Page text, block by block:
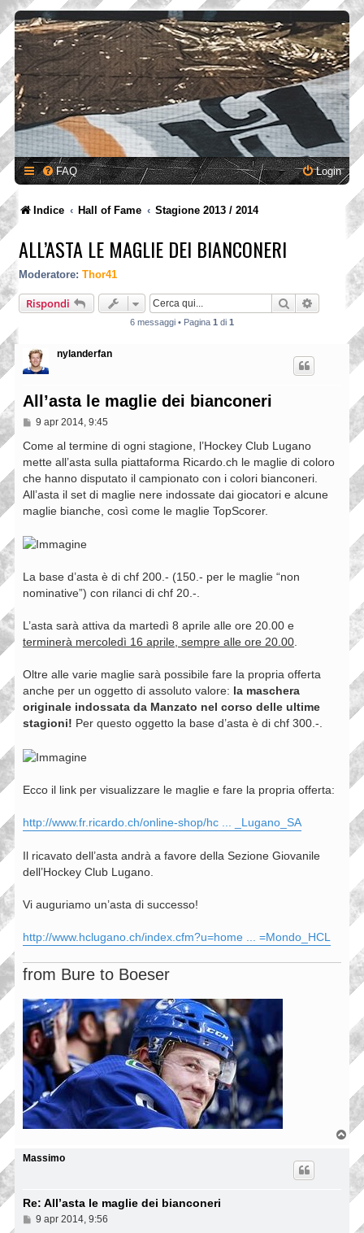
FAQ Login
Indice Hall of Fame Stagione 2013 / 2014
ALL’ASTA LE MAGLIE DEI BIANCONERI
Moderatore: Thor41
Rispondi Cerca Ricerca
6 messaggi • Pagina 1 di 1
nylanderfan
All’asta le maglie dei bianconeri
M
s
a
g
g
i
o
9 apr 2014, 9:45
Come al termine di ogni stagione, l’Hockey Club Lugano
mette all’asta sulla piattaforma Ricardo.ch le maglie di coloro
che hanno disputato il campionato con i colori bianconeri.
All’asta il set di maglie nere indossate dai giocatori e alcune
maglie bianche, così come le maglie TopScorer.
La base d’asta è di chf 200.- (150.- per le maglie “non
nominative”) con rilanci di chf 20.-.
L’asta sarà attiva da martedì 8 aprile alle ore 20.00 e
terminerà mercoledì 16 aprile, sempre alle ore 20.00.
Oltre alle varie maglie sarà possibile fare la propria offerta
anche per un oggetto di assoluto valore: la maschera
originale indossata da Manzato nel corso delle ultime
stagioni! Per questo oggetto la base d’asta è di chf 300.-.
Ecco il link per visualizzare le maglie e fare la propria offerta:
http://www.fr.ricardo.ch/online-shop/hc ... _Lugano_SA
Il ricavato dell’asta andrà a favore della Sezione Giovanile
dell’Hockey Club Lugano.
Vi auguriamo un’asta di successo!
http://www.hclugano.ch/index.cfm?u=home ... =Mondo_HCL
from Bure to Boeser
T
Massimo
Re: All’asta le maglie dei bianconeri
M
9 apr 2014, 9:56